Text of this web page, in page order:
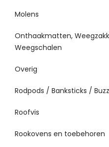
Molens
Onthaakmatten,
Weegschalen
Overig
Rodpods / Banksticks /
Roofvis
Rookovens en toebehoren